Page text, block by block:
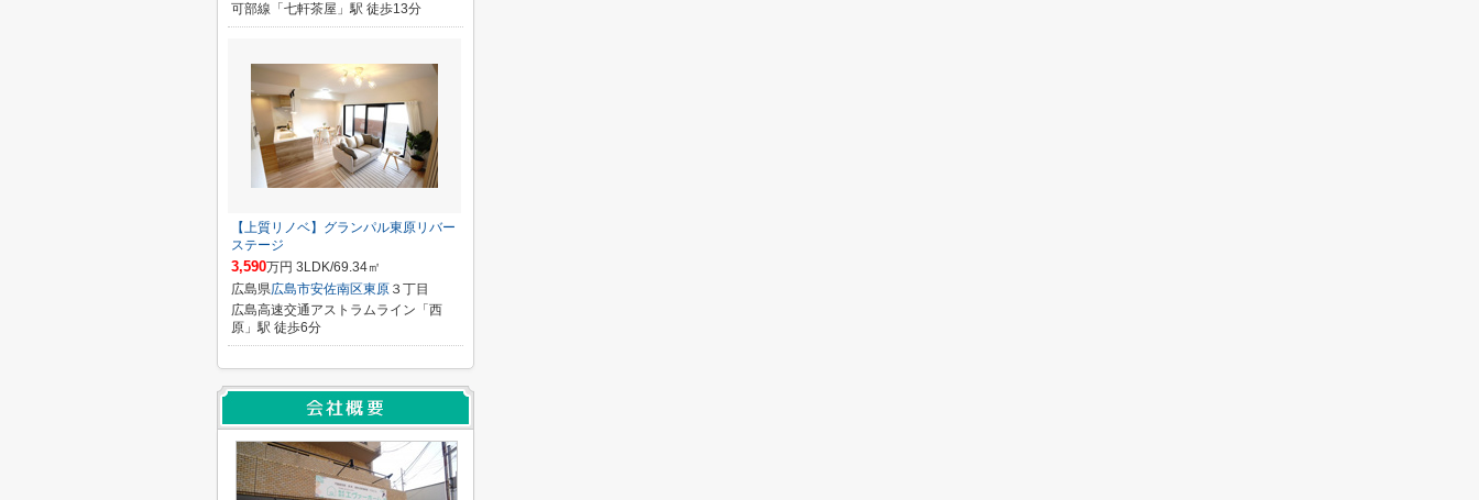
可部線「七軒茶屋」駅 徒歩13分
【上質リノベ】グランパル東原リバー
ステージ
3,590万円 3LDK/69.34㎡
広島県広島市安佐南区東原 ３丁目
広島高速交通アストラムライン「西
原」駅 徒歩6分